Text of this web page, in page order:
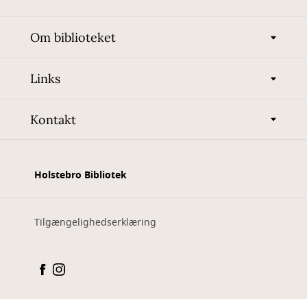
Om biblioteket
Links
Kontakt
Holstebro Bibliotek
Tilgængelighedserklæring